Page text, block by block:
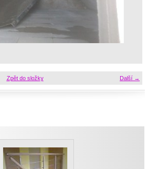
Další →
Zpět do složky